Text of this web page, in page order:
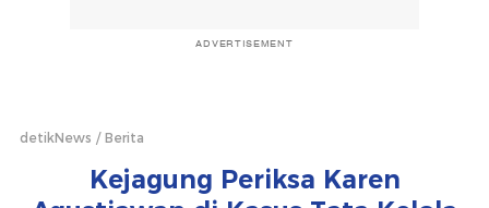
ADVERTISEMENT
detikNews Berita
Kejagung Periksa Karen